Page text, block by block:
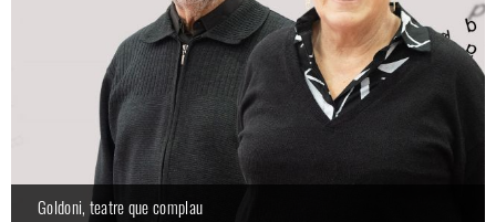
Goldoni, teatre que complau